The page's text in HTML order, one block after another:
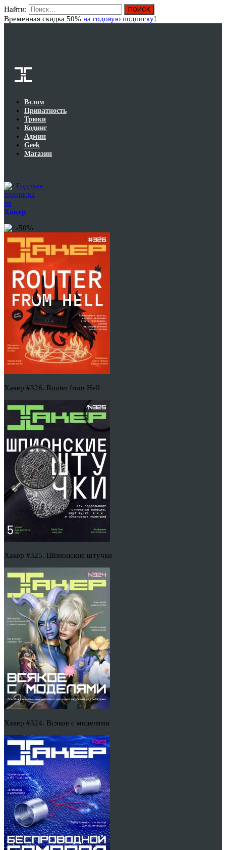
Найти:
Временная скидка 50% на годовую подписку!
Взлом
Приватность
Трюки
Кодинг
Админ
Geek
Магазин
Годовая
подписка
на
Хакер
-50%
Хакер #326. Router from Hell
Хакер #325. Шпионские штучки
Хакер #324. Всякое с моделями